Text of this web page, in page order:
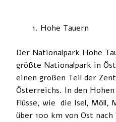
Hohe Tauern
Der Nationalpark Hohe
größte Nationalpark in
einen großen Teil der
Österreichs. In den
Flüsse, wie die Isel, Möll,
über 100 km von Ost